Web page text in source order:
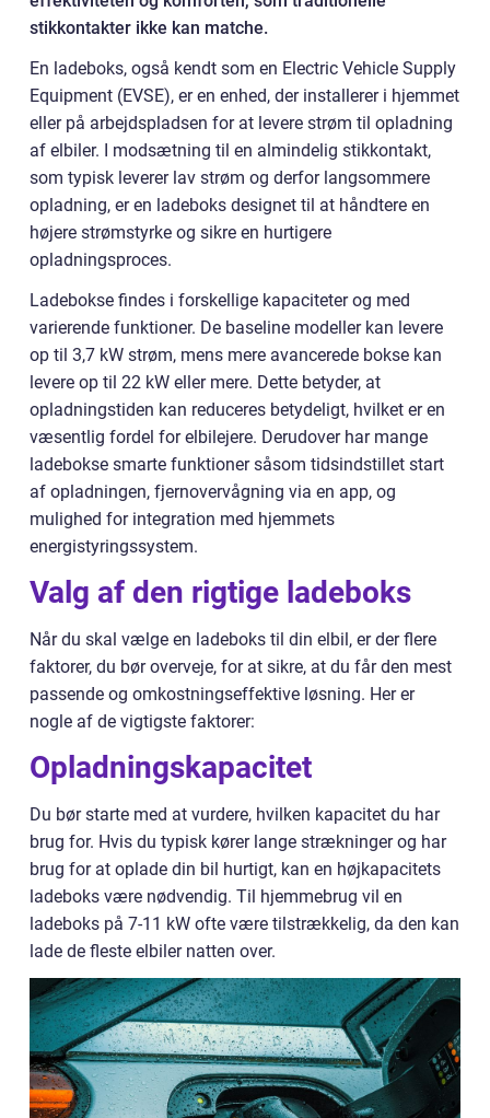
stikkontakter ikke kan matche.
En ladeboks, også kendt som en Electric Vehicle Supply
Equipment (EVSE), er en enhed, der installerer i hjemmet
eller på arbejdspladsen for at levere strøm til opladning
af elbiler. I modsætning til en almindelig stikkontakt,
som typisk leverer lav strøm og derfor langsommere
opladning, er en ladeboks designet til at håndtere en
højere strømstyrke og sikre en hurtigere
opladningsproces.
Ladebokse findes i forskellige kapaciteter og med
varierende funktioner. De baseline modeller kan levere
op til 3,7 kW strøm, mens mere avancerede bokse kan
levere op til 22 kW eller mere. Dette betyder, at
opladningstiden kan reduceres betydeligt, hvilket er en
væsentlig fordel for elbilejere. Derudover har mange
ladebokse smarte funktioner såsom tidsindstillet start
af opladningen, fjernovervågning via en app, og
mulighed for integration med hjemmets
energistyringssystem.
Valg af den rigtige ladeboks
Når du skal vælge en ladeboks til din elbil, er der flere
faktorer, du bør overveje, for at sikre, at du får den mest
passende og omkostningseffektive løsning. Her er
nogle af de vigtigste faktorer:
Opladningskapacitet
Du bør starte med at vurdere, hvilken kapacitet du har
brug for. Hvis du typisk kører lange strækninger og har
brug for at oplade din bil hurtigt, kan en højkapacitets
ladeboks være nødvendig. Til hjemmebrug vil en
ladeboks på 7-11 kW ofte være tilstrækkelig, da den kan
lade de fleste elbiler natten over.